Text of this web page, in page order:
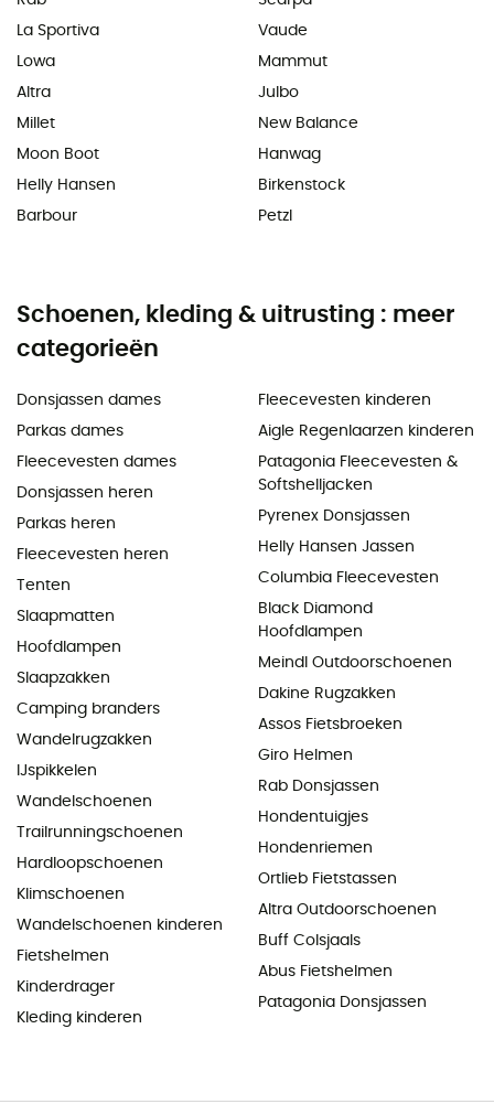
La Sportiva
Lowa
Altra
Millet
Moon Boot
Helly Hansen
Barbour
Vaude
Mammut
Julbo
New Balance
Hanwag
Birkenstock
Petzl
Schoenen, kleding & uitrusting : meer
categorieën
Donsjassen dames
Parkas dames
Fleecevesten dames
Donsjassen heren
Parkas heren
Fleecevesten heren
Tenten
Slaapmatten
Hoofdlampen
Slaapzakken
Camping branders
Wandelrugzakken
IJspikkelen
Wandelschoenen
Trailrunningschoenen
Hardloopschoenen
Klimschoenen
Wandelschoenen kinderen
Fietshelmen
Kinderdrager
Kleding kinderen
Fleecevesten kinderen
Aigle Regenlaarzen kinderen
Patagonia Fleecevesten &
Softshelljacken
Pyrenex Donsjassen
Helly Hansen Jassen
Columbia Fleecevesten
Black Diamond
Hoofdlampen
Meindl Outdoorschoenen
Dakine Rugzakken
Assos Fietsbroeken
Giro Helmen
Rab Donsjassen
Hondentuigjes
Hondenriemen
Ortlieb Fietstassen
Altra Outdoorschoenen
Buff Colsjaals
Abus Fietshelmen
Patagonia Donsjassen